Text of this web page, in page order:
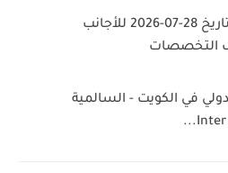
وظائف الكويت اليوم بتاريخ 28-07-2026 للأجانب
التخصصات
في الكويت - السالمية